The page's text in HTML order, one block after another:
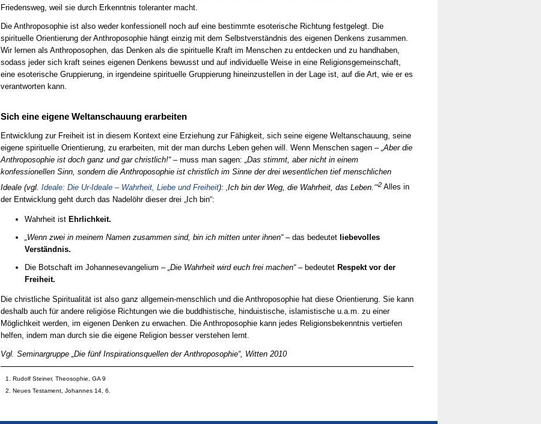
Friedensweg, weil sie durch Erkenntnis toleranter macht.
Die Anthroposophie ist also weder konfessionell noch auf eine bestimmte esoterische Richtung festgelegt. Die
spirituelle Orientierung der Anthroposophie hängt einzig mit dem Selbstverständnis des eigenen Denkens zusammen.
Wir lernen als Anthroposophen, das Denken als die spirituelle Kraft im Menschen zu entdecken und zu handhaben,
sodass jeder sich kraft seines eigenen Denkens bewusst und auf individuelle Weise in eine Religionsgemeinschaft,
eine esoterische Gruppierung, in irgendeine spirituelle Gruppierung hineinzustellen in der Lage ist, auf die Art, wie er es
verantworten kann.
Sich eine eigene Weltanschauung erarbeiten
Entwicklung zur Freiheit ist in diesem Kontext eine Erziehung zur Fähigkeit, sich seine eigene Weltanschauung, seine
eigene spirituelle Orientierung, zu erarbeiten, mit der man durchs Leben gehen will. Wenn Menschen sagen – „Aber die
Anthroposophie ist doch ganz und gar christlich!“– muss man sagen: „Das stimmt, aber nicht in einem
konfessionellen Sinn, sondern die Anthroposophie ist christlich im Sinne der drei wesentlichen tief menschlichen
Ideale (vgl. Ideale: Die Ur-Ideale – Wahrheit, Liebe und Freiheit): ‚Ich bin der Weg, die Wahrheit, das Leben.‘“2 Alles in
der Entwicklung geht durch das Nadelöhr dieser drei „Ich bin“:
Wahrheit ist Ehrlichkeit.
„Wenn zwei in meinem Namen zusammen sind, bin ich mitten unter ihnen“ – das bedeutet liebevolles
Verständnis.
Die Botschaft im Johannesevangelium – „Die Wahrheit wird euch frei machen“ – bedeutet Respekt vor der
Freiheit.
Die christliche Spiritualität ist also ganz allgemein-menschlich und die Anthroposophie hat diese Orientierung. Sie kann
deshalb auch für andere religiöse Richtungen wie die buddhistische, hinduistische, islamistische u.a.m. zu einer
Möglichkeit werden, im eigenen Denken zu erwachen. Die Anthroposophie kann jedes Religionsbekenntnis vertiefen
helfen, indem man durch sie die eigene Religion besser verstehen lernt.
Vgl. Seminargruppe „Die fünf Inspirationsquellen der Anthroposophie“, Witten 2010
Rudolf Steiner, Theosophie, GA 9
Neues Testament, Johannes 14, 6.